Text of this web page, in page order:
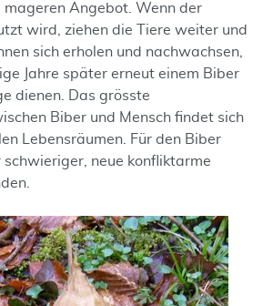
mageren Angebot. Wenn der
wird, ziehen die Tiere weiter und
sich erholen und nachwachsen,
Jahre später erneut einem Biber
dienen. Das grösste
Biber und Mensch findet sich
Lebensräumen. Für den Biber
neue konfliktarme